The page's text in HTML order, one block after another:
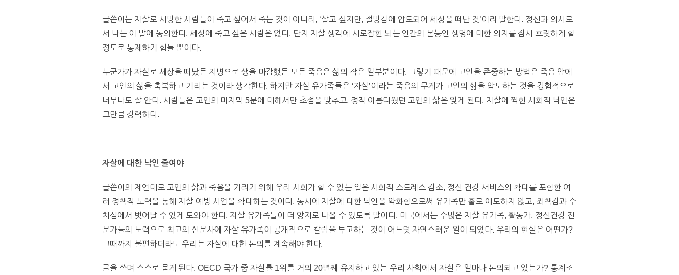
글쓴이는 자살로 사망한 사람들이 죽고 싶어서 죽는 것이 아니라, ‘살고 싶지만, 절망감에 압도되어 세상을 떠난 것’이라 말한다. 정신과 의사로
서 나는 이 말에 동의한다. 세상에 죽고 싶은 사람은 없다. 단지 자살 생각에 사로잡힌 뇌는 인간의 본능인 생명에 대한 의지를 잠시 흐릿하게 할
정도로 통제하기 힘들 뿐이다.
누군가가 자살로 세상을 떠났든 지병으로 생을 마감했든 모든 죽음은 삶의 작은 일부분이다. 그렇기 때문에 고인을 존중하는 방법은 죽음 앞에
서 고인의 삶을 축복하고 기리는 것이라 생각한다. 하지만 자살 유가족들은 ‘자살’이라는 죽음의 무게가 고인의 삶을 압도하는 것을 경험적으로
너무나도 잘 안다. 사람들은 고인의 마지막 5분에 대해서만 초점을 맞추고, 정작 아름다웠던 고인의 삶은 잊게 된다. 자살에 찍힌 사회적 낙인은
그만큼 강력하다.
자살에 대한 낙인 줄여야
글쓴이의 제언대로 고인의 삶과 죽음을 기리기 위해 우리 사회가 할 수 있는 일은 사회적 스트레스 감소, 정신 건강 서비스의 확대를 포함한 여
러 정책적 노력을 통해 자살 예방 사업을 확대하는 것이다. 동시에 자살에 대한 낙인을 약화함으로써 유가족만 홀로 애도하지 않고, 죄책감과 수
치심에서 벗어날 수 있게 도와야 한다. 자살 유가족들이 더 양지로 나올 수 있도록 말이다. 미국에서는 수많은 자살 유가족, 활동가, 정신건강 전
문가들의 노력으로 최고의 신문사에 자살 유가족이 공개적으로 칼럼을 투고하는 것이 어느덧 자연스러운 일이 되었다. 우리의 현실은 어떤가?
그때까지 불편하더라도 우리는 자살에 대한 논의를 계속해야 한다.
글을 쓰며 스스로 묻게 된다. OECD 국가 중 자살률 1위를 거의 20년째 유지하고 있는 우리 사회에서 자살은 얼마나 논의되고 있는가? 통계조